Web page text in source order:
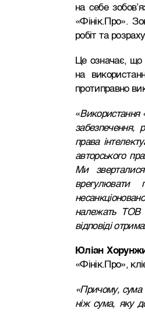
на себе
«Фінік.Про».
робіт та
Це означає, що
на
протиправно
«Використання
забезпечення,
права
авторського
Ми
належать ТОВ
відповіді
Юліан
«Фінік.Про»,
«Причому, сума
ніж сума, яку